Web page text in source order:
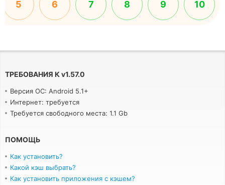
5 6 7 8 9 10
ТРЕБОВАНИЯ К v1.57.0
Версия ОС: Android 5.1+
Интернет: требуется
Требуется свободного места: 1.1 Gb
ПОМОЩЬ
Как установить?
Какой кэш выбрать?
Как установить приложения с кэшем?